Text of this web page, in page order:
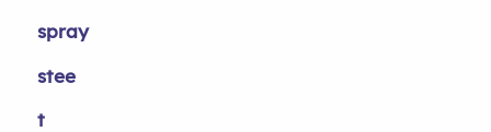
spray
stee
t